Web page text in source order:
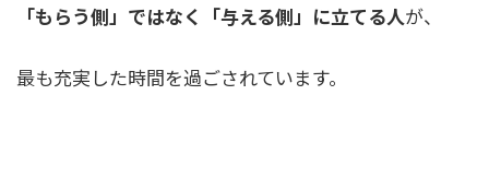
「もらう側」ではなく「与える側」に立てる人が、
最も充実した時間を過ごされています。